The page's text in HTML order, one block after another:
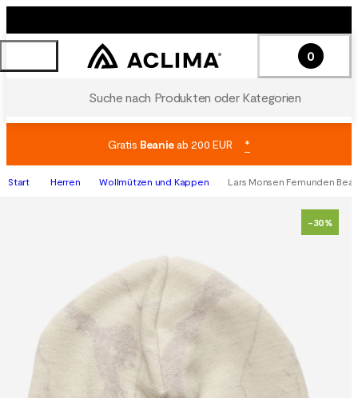
Suche nach Produkten oder Kategorien
0
Gratis Beanieab 200 EUR *
Start Herren Wollmützen und Kappen Lars Monsen Femunden
-30%